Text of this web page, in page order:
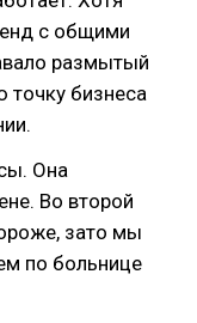
с общими
размытый
точку бизнеса
Она
Во второй
зато мы
по больнице